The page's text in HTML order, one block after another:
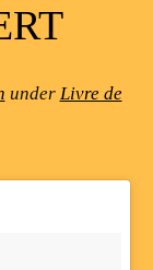
under Livre de